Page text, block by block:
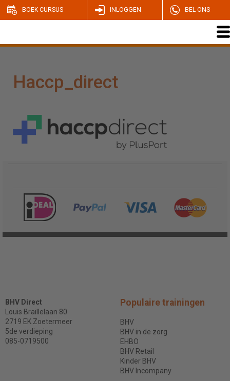
BOEK CURSUS INLOGGEN BEL ONS
Haccp_direct
BHV Direct
Louis Braillelaan 80
2719 EK Zoetermeer
5de verdieping
085-0719500
Populaire trainingen
BHV
BHV in de zorg
EHBO
BHV Retail
Kinder BHV
BHV Incompany